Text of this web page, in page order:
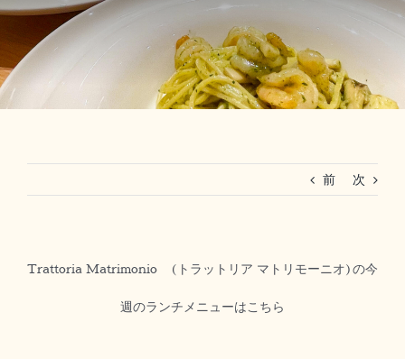
ACCESS
WEB SHOP
法人ご利用(マリーグラン赤坂)
前 次
Trattoria Matrimonio (トラットリア マトリモーニオ)の今
週のランチメニューはこちら